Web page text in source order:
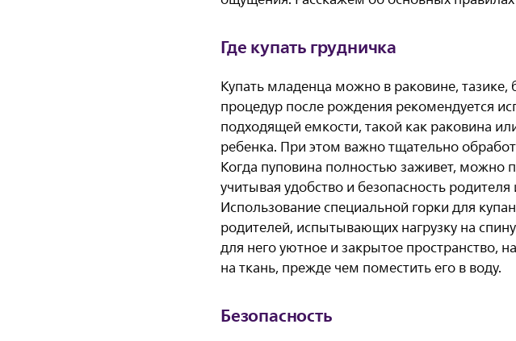
Где купать грудничка
Купать младенца можно в раковине,
процедур после рождения рекомендуется
подходящей емкости, такой как раковина
ребенка. При этом важно тщательно
Когда пуповина полностью заживет, можно
учитывая удобство и безопасность
Использование специальной горки для
родителей, испытывающих нагрузку на
для него уютное и закрытое пространство,
на ткань, прежде чем поместить его в воду.
Безопасность